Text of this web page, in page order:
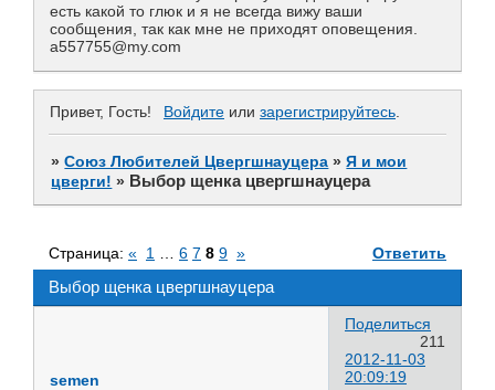
есть какой то глюк и я не всегда вижу ваши
сообщения, так как мне не приходят оповещения.
a557755@my.com
Привет, Гость! Войдите или зарегистрируйтесь.
»Союз Любителей Цвергшнауцера »Я и мои
цверги! » Выбор щенка цвергшнауцера
Выбор щенка цвергшнауцера
Страница: « 1 6 7 8 9 » Ответить
Поделиться
211
2012-11-03
20:09:19
semen